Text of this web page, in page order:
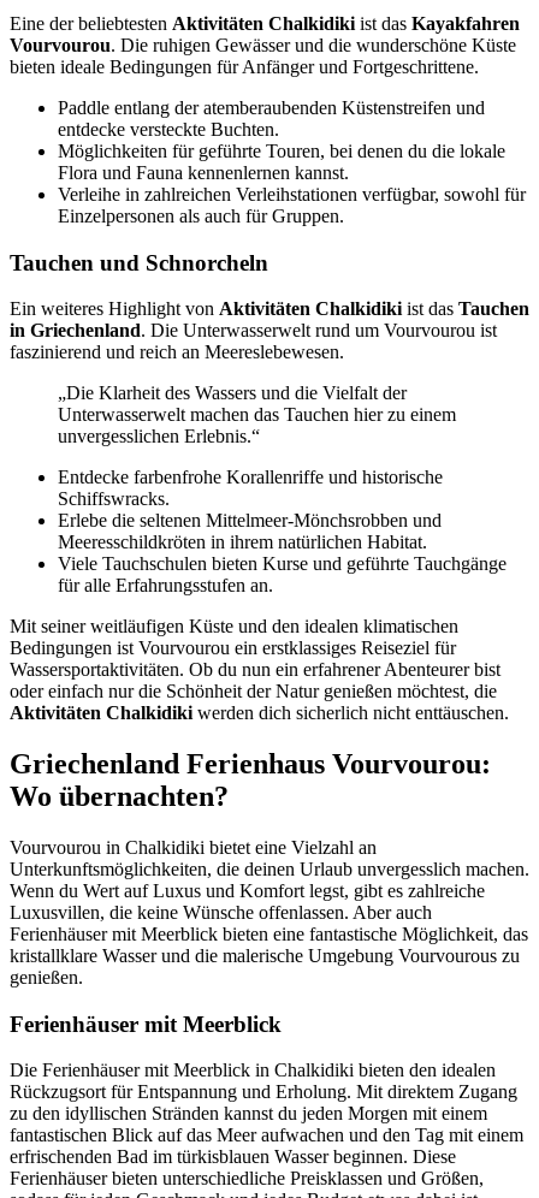
Eine der beliebtesten Aktivitäten Chalkidiki ist das Kayakfahren
Vourvourou. Die ruhigen Gewässer und die wunderschöne Küste
bieten ideale Bedingungen für Anfänger und Fortgeschrittene.
Paddle entlang der atemberaubenden Küstenstreifen und
entdecke versteckte Buchten.
Möglichkeiten für geführte Touren, bei denen du die lokale
Flora und Fauna kennenlernen kannst.
Verleihe in zahlreichen Verleihstationen verfügbar, sowohl für
Einzelpersonen als auch für Gruppen.
Tauchen und Schnorcheln
Ein weiteres Highlight von Aktivitäten Chalkidiki ist das Tauchen
in Griechenland. Die Unterwasserwelt rund um Vourvourou ist
faszinierend und reich an Meereslebewesen.
„Die Klarheit des Wassers und die Vielfalt der
Unterwasserwelt machen das Tauchen hier zu einem
unvergesslichen Erlebnis.“
Entdecke farbenfrohe Korallenriffe und historische
Schiffswracks.
Erlebe die seltenen Mittelmeer-Mönchsrobben und
Meeresschildkröten in ihrem natürlichen Habitat.
Viele Tauchschulen bieten Kurse und geführte Tauchgänge
für alle Erfahrungsstufen an.
Mit seiner weitläufigen Küste und den idealen klimatischen
Bedingungen ist Vourvourou ein erstklassiges Reiseziel für
Wassersportaktivitäten. Ob du nun ein erfahrener Abenteurer bist
oder einfach nur die Schönheit der Natur genießen möchtest, die
Aktivitäten Chalkidiki werden dich sicherlich nicht enttäuschen.
Griechenland Ferienhaus Vourvourou:
Wo übernachten?
Vourvourou in Chalkidiki bietet eine Vielzahl an
Unterkunftsmöglichkeiten, die deinen Urlaub unvergesslich machen.
Wenn du Wert auf Luxus und Komfort legst, gibt es zahlreiche
Luxusvillen, die keine Wünsche offenlassen. Aber auch
Ferienhäuser mit Meerblick bieten eine fantastische Möglichkeit, das
kristallklare Wasser und die malerische Umgebung Vourvourous zu
genießen.
Ferienhäuser mit Meerblick
Die Ferienhäuser mit Meerblick in Chalkidiki bieten den idealen
Rückzugsort für Entspannung und Erholung. Mit direktem Zugang
zu den idyllischen Stränden kannst du jeden Morgen mit einem
fantastischen Blick auf das Meer aufwachen und den Tag mit einem
erfrischenden Bad im türkisblauen Wasser beginnen. Diese
Ferienhäuser bieten unterschiedliche Preisklassen und Größen,